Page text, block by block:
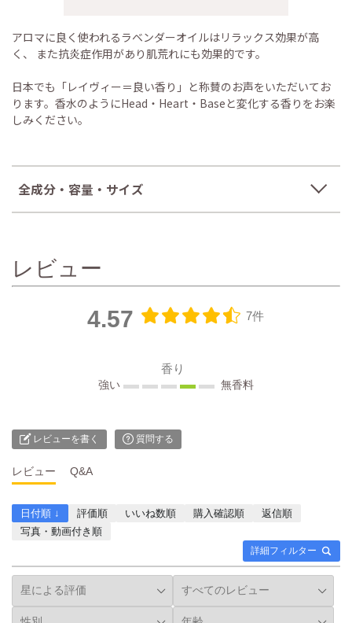
アロマに良く使われるラベンダーオイルはリラックス効果が高
く、 また抗炎症作用があり肌荒れにも効果的です。
日本でも「レイヴィー＝良い香り」と称賛のお声をいただいてお
ります。香水のようにHead・Heart・Baseと変化する香りをお楽
しみください。
全成分・容量・サイズ
レビュー
4.57 7件
香り
強い 無香料
レビューを書く 質問する
レビュー Q&A
詳細フィルター
日付順 ↓ 評価順 いいね数順 購入確認順
返信順
写真・動画付き順